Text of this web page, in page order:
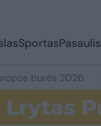
SportasPasaulis
burės 2026